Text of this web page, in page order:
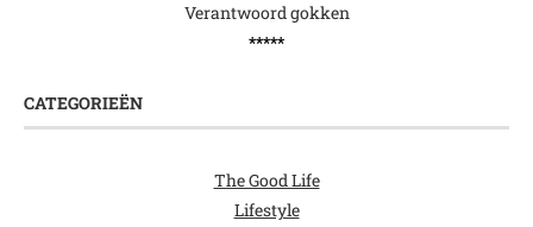
Verantwoord gokken
*****
CATEGORIEËN
The Good Life
Lifestyle